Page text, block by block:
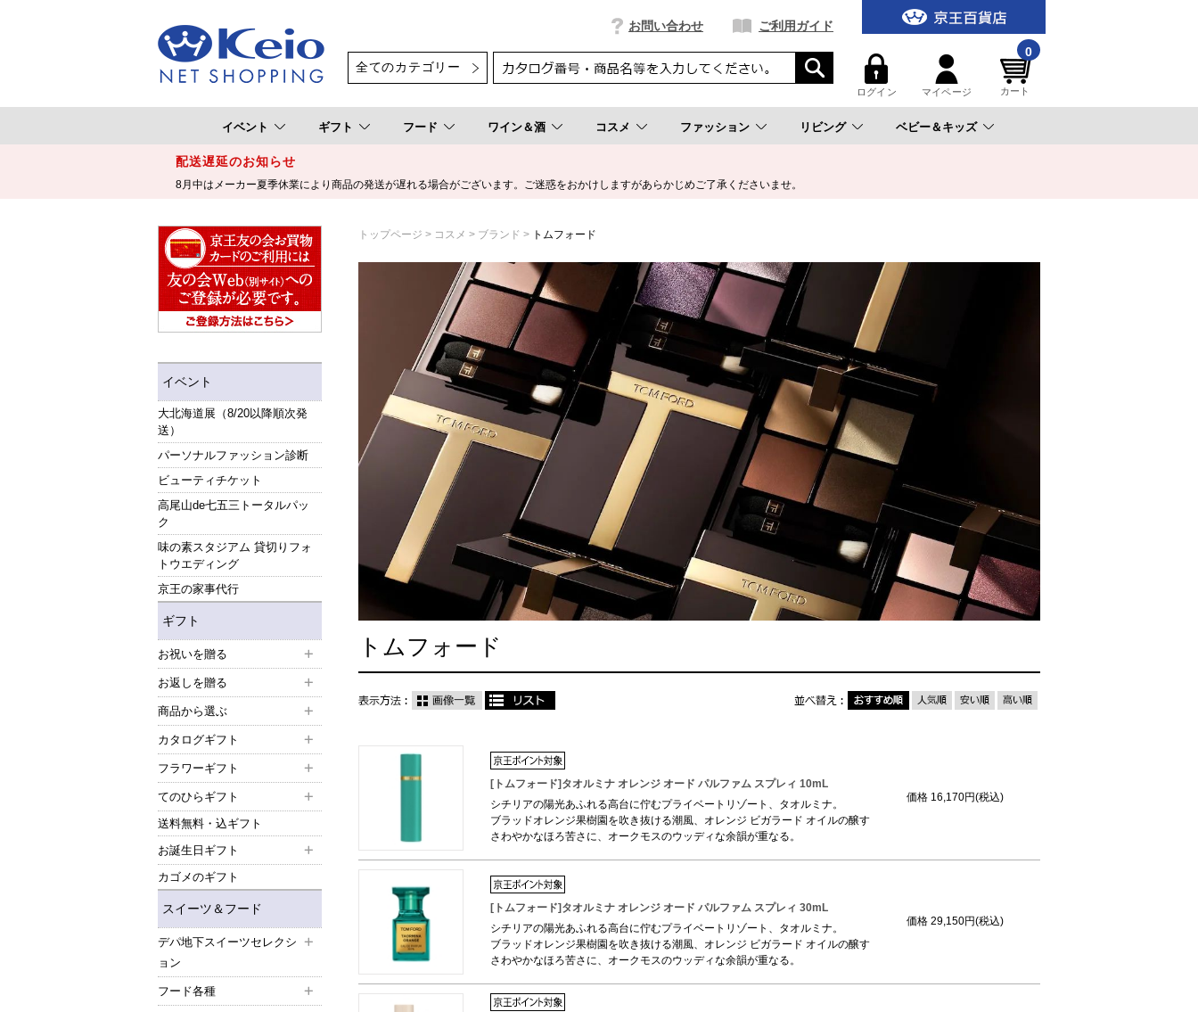
お問い合わせ ご利用ガイド
ログイン マイページ
0
カート
イベント ギフト フード ワイン＆酒 コスメ ファッション リビング ベビー＆キッズ
配送遅延のお知らせ
8月中はメーカー夏季休業により商品の発送が遅れる場合がございます。ご迷惑をおかけしますがあらかじめご了承くださいませ。
イベント
大北海道展（8/20以降順次発
送）
パーソナルファッション診断
ビューティチケット
高尾山de七五三トータルパッ
ク
味の素スタジアム 貸切りフォ
トウエディング
京王の家事代行
ギフト
お祝いを贈る
お返しを贈る
商品から選ぶ
カタログギフト
フラワーギフト
てのひらギフト
送料無料・込ギフト
お誕生日ギフト
カゴメのギフト
スイーツ＆フード
デパ地下スイーツセレクシ
ョン
フード各種
トップページ コスメ ブランド トムフォード
トムフォード
[トムフォード]タオルミナ オレンジ オード パルファム スプレィ 10mL
シチリアの陽光あふれる高台に佇むプライベートリゾート、タオルミナ。
ブラッドオレンジ果樹園を吹き抜ける潮風、オレンジ ビガラード オイルの醸す
さわやかなほろ苦さに、オークモスのウッディな余韻が重なる。
価格 16,170円(税込)
[トムフォード]タオルミナ オレンジ オード パルファム スプレィ 30mL
シチリアの陽光あふれる高台に佇むプライベートリゾート、タオルミナ。
ブラッドオレンジ果樹園を吹き抜ける潮風、オレンジ ビガラード オイルの醸す
さわやかなほろ苦さに、オークモスのウッディな余韻が重なる。
価格 29,150円(税込)